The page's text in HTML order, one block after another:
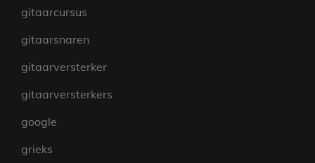
gitaarcursus
gitaarsnaren
gitaarversterker
gitaarversterkers
google
grieks